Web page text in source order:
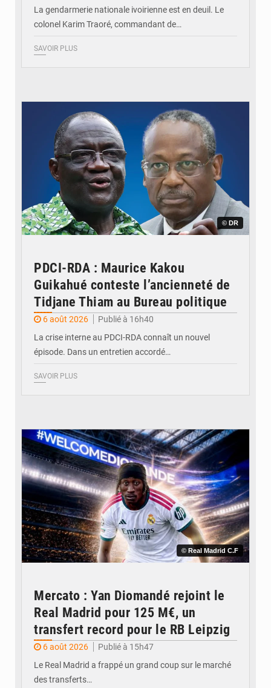
La gendarmerie nationale ivoirienne est en deuil. Le
colonel Karim Traoré, commandant de…
SAVOIR PLUS
© DR
PDCI-RDA : Maurice Kakou
Guikahué conteste l’ancienneté de
Tidjane Thiam au Bureau politique
6 août 2026
Publié à 16h40
La crise interne au PDCI-RDA connaît un nouvel
épisode. Dans un entretien accordé…
SAVOIR PLUS
© Real Madrid C.F
Mercato : Yan Diomandé rejoint le
Real Madrid pour 125 M€, un
transfert record pour le RB Leipzig
6 août 2026
Publié à 15h47
Le Real Madrid a frappé un grand coup sur le marché
des transferts…